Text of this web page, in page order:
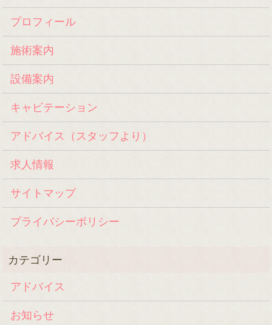
プロフィール
施術案内
設備案内
キャビテーション
アドバイス（スタッフより）
求人情報
サイトマップ
プライバシーポリシー
アドバイス
お知らせ